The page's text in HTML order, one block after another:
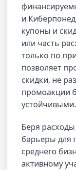
и
купоны и
или часть
только по
позволяет
скидки, не
промоакции
устойчивыми.
Беря расходы
барьеры для
среднего
активному